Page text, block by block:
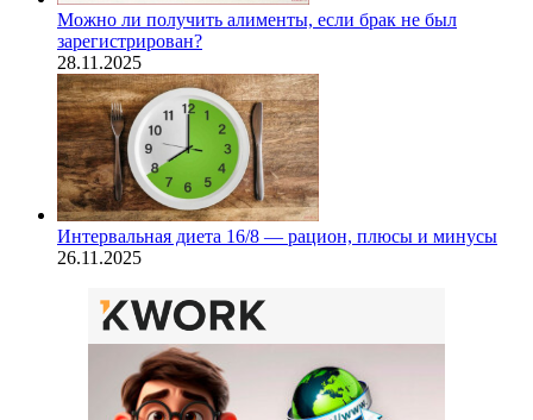
Можно ли получить алименты, если брак не был
зарегистрирован?
28.11.2025
Интервальная диета 16/8 — рацион, плюсы и минусы
26.11.2025